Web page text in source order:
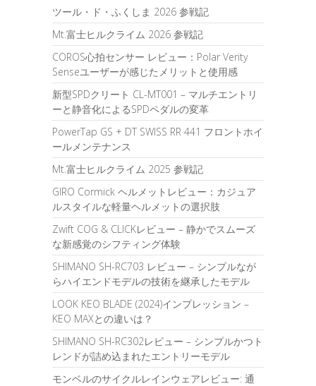
ツール・ド・ふくしま 2026 参戦記
Mt.富士ヒルクライム 2026 参戦記
COROS心拍センサー レビュー：Polar Verity
Senseユーザーが感じたメリットと使用感
新型SPDクリート CL-MT001 – マルチエントリ
ーと静音化によるSPDペダルの変革
PowerTap GS + DT SWISS RR 441 フロントホイ
ールメンテナンス
Mt.富士ヒルクライム 2025 参戦記
GIRO Cormick ヘルメットレビュー：カジュア
ルスタイルな軽量ヘルメットの選択肢
Zwift COG & CLICKレビュー – 静かでスムーズ
な新感覚のシフティング体験
SHIMANO SH-RC703 レビュー – シンプルなが
らハイエンドモデルの技術を継承したモデル
LOOK KEO BLADE (2024)インプレッション –
KEO MAXとの違いは？
SHIMANO SH-RC302レビュー – シンプルかつト
レンドが詰め込まれたエントリーモデル
モンベルのサイクルレインウェアレビュー: 通